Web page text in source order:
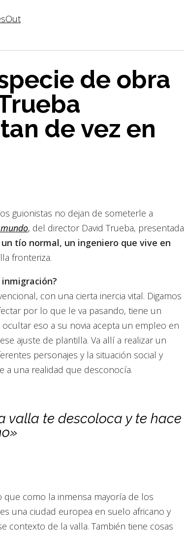
de obra
de vez en
guionistas no dejan de someterle a
, del director David Trueba, presentada
un tío normal, un ingeniero que vive en
fronteriza.
con una cierta inercia vital. Digamos
por lo que le va pasando, tiene un
eso a su novia acepta un empleo en
ajuste de plantilla. Va allí a realizar un
personajes y la situación social y
a una realidad que desconocía.
valla te descoloca y te hace
como la inmensa mayoría de los
una ciudad europea en suelo africano y
contexto de la valla. También tiene cosas